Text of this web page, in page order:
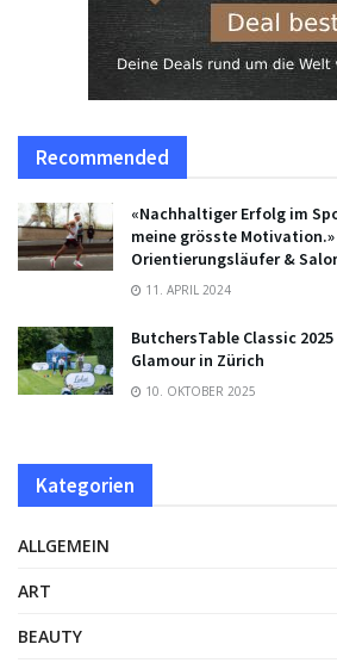
Recommended
«Nachhaltiger Erfolg im
meine grösste
Orientierungsläufer &
11. APRIL 2024
ButchersTable Classic
Glamour in Zürich
10. OKTOBER 2025
Kategorien
ALLGEMEIN
ART
BEAUTY